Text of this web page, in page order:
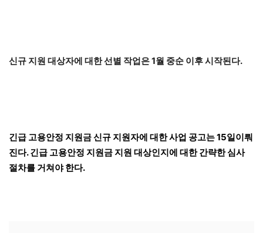
신규 지원 대상자에 대한 선별 작업은 1월 중순 이후 시작된다.
긴급 고용안정 지원금 신규 지원자에 대한 사업 공고는 15일이뤄
진다. 긴급 고용안정 지원금 지원 대상인지에 대한 간략한 심사
절차를 거쳐야 한다.